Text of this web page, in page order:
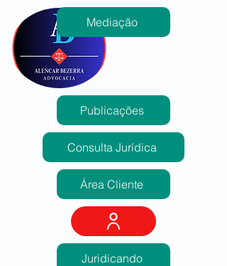
Mediação
Publicações
Consulta Jurídica
Área Cliente
Juridicando